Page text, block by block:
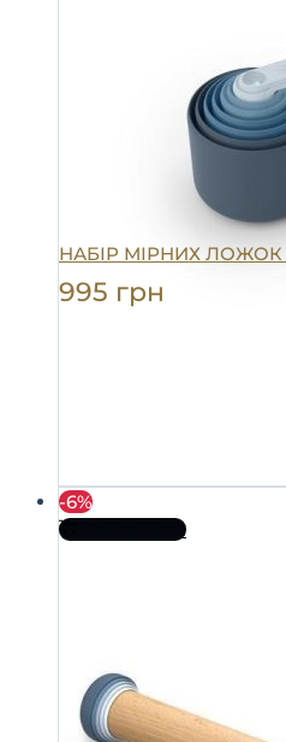
НАБІР МІРНИХ ЛОЖОК
995 грн
-6%
До кошика